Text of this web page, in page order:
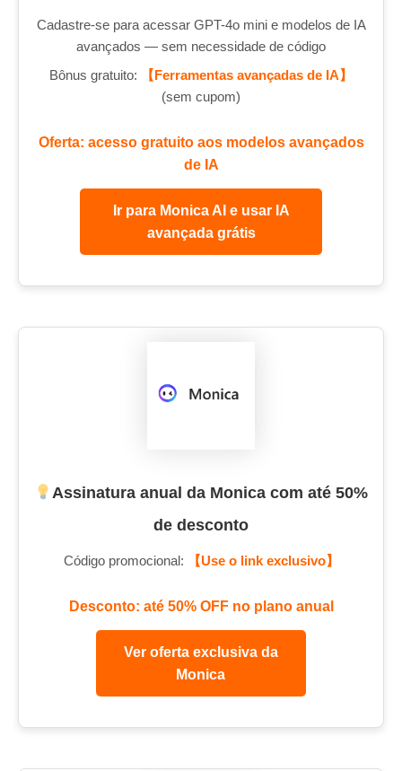
Cadastre-se para acessar GPT-4o mini e modelos de IA
avançados — sem necessidade de código
Bônus gratuito:
【Ferramentas avançadas de IA】
(sem cupom)
Oferta: acesso gratuito aos modelos avançados
de IA
Ir para Monica AI e usar IA
avançada grátis
Assinatura anual da Monica com até 50%
de desconto
Código promocional: 【Use o link exclusivo】
Desconto: até 50% OFF no plano anual
Ver oferta exclusiva da
Monica